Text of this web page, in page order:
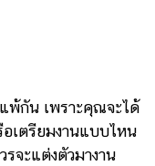
กัน เพราะคุณจะได้
เตรียมงานแบบไหน
รจะแต่งตัวมางาน